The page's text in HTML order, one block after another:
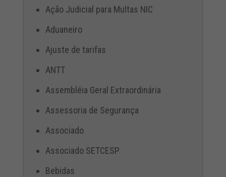
Ação Judicial para Multas NIC
Aduaneiro
Ajuste de tarifas
ANTT
Assembléia Geral Extraordinária
Assessoria de Segurança
Associado
Associado SETCESP
Bebidas